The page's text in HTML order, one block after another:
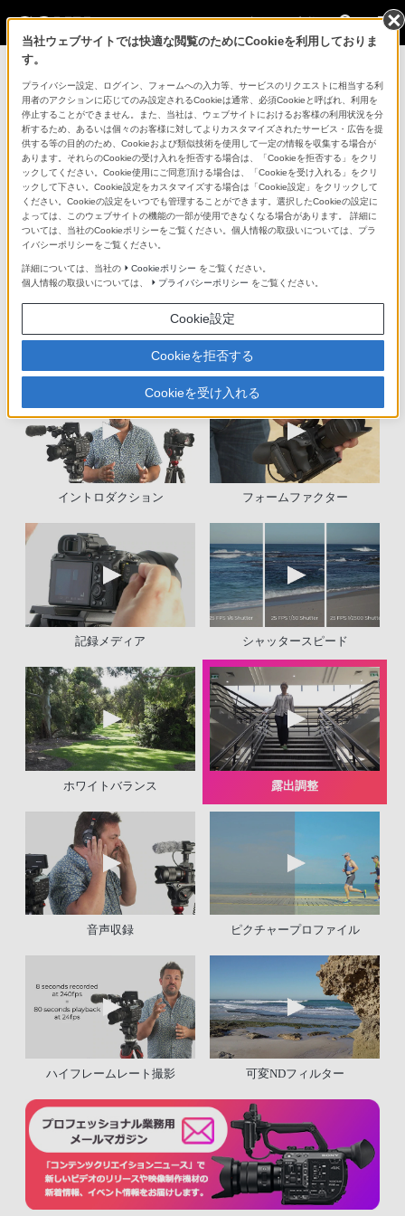
法人のお客様
露出調整
Play
Video
イントロダクション フォームファクター
記録メディア シャッタースピード
ホワイトバランス 露出調整
音声収録 ピクチャープロファイル
ハイフレームレート撮影 可変NDフィルター
当社ウェブサイトでは快適な閲覧のためにCookieを利用しておりま
す。
プライバシー設定、ログイン、フォームへの入力等、サービスのリクエストに相当する利
用者のアクションに応じてのみ設定されるCookieは通常、必須Cookieと呼ばれ、利用を
停止することができません。また、当社は、ウェブサイトにおけるお客様の利用状況を分
析するため、あるいは個々のお客様に対してよりカスタマイズされたサービス・広告を提
供する等の目的のため、Cookieおよび類似技術を使用して一定の情報を収集する場合が
あります。それらのCookieの受け入れを拒否する場合は、「Cookieを拒否する」をクリ
ックしてください。Cookie使用にご同意頂ける場合は、「Cookieを受け入れる」をクリ
ックして下さい。Cookie設定をカスタマイズする場合は「Cookie設定」をクリックして
ください。Cookieの設定をいつでも管理することができます。選択したCookieの設定に
よっては、このウェブサイトの機能の一部が使用できなくなる場合があります。 詳細に
ついては、当社のCookieポリシーをご覧ください。個人情報の取扱いについては、プラ
イバシーポリシーをご覧ください。
詳細については、当社の Cookieポリシー をご覧ください。
個人情報の取扱いについては、
プライバシーポリシー をご覧ください。
Cookie設定
Cookieを拒否する
Cookieを受け入れる